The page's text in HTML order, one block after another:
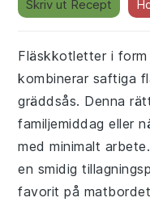
Skriv ut Recept
Fläskkotletter i
kombinerar saftiga
gräddsås. Denna
familjemiddag eller
med minimalt
en smidig
favorit på